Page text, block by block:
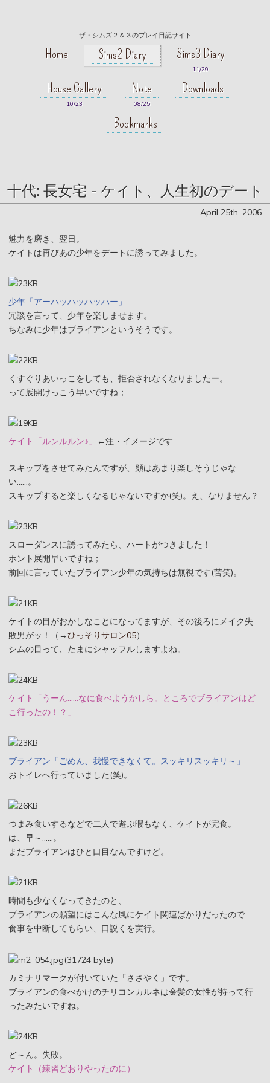
ザ・シムズ２＆３のプレイ日記サイト
Home Sims2 Diary Sims3 Diary
11/29
House Gallery
10/23
Note
08/25
Downloads
Bookmarks
十代: 長女宅 - ケイト、人生初のデート
April 25th, 2006
魅力を磨き、翌日。
ケイトは再びあの少年をデートに誘ってみました。
少年「アーハッハッハッハー」
冗談を言って、少年を楽しませます。
ちなみに少年はブライアンというそうです。
くすぐりあいっこをしても、拒否されなくなりましたー。
って展開けっこう早いですね；
ケイト「ルンルルン♪」 ←注・イメージです
スキップをさせてみたんですが、顔はあまり楽しそうじゃな
い……。
スキップすると楽しくなるじゃないですか(笑)。え、なりません？
スローダンスに誘ってみたら、ハートがつきました！
ホント展開早いですね；
前回に言っていたブライアン少年の気持ちは無視です(苦笑)。
ケイトの目がおかしなことになってますが、その後ろにメイク失
敗男がッ！（→ひっそりサロン05）
シムの目って、たまにシャッフルしますよね。
ケイト「うーん……なに食べようかしら。ところでブライアンはど
こ行ったの！？」
ブライアン「ごめん、我慢できなくて。スッキリスッキリ～」
おトイレへ行っていました(笑)。
つまみ食いするなどで二人で遊ぶ暇もなく、ケイトが完食。
は、早～……。
まだブライアンはひと口目なんですけど。
時間も少なくなってきたのと、
ブライアンの願望にはこんな風にケイト関連ばかりだったので
食事を中断してもらい、口説くを実行。
カミナリマークが付いていた「ささやく」です。
ブライアンの食べかけのチリコンカルネは金髪の女性が持って行
ったみたいですね。
ど～ん。失敗。
ケイト（練習どおりやったのに）